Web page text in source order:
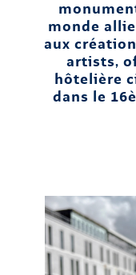
monde
aux
artists,
hôtelière
dans le